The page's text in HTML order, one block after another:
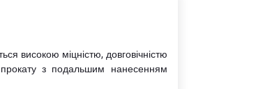
високою міцністю, довговічністю
прокату з подальшим нанесенням